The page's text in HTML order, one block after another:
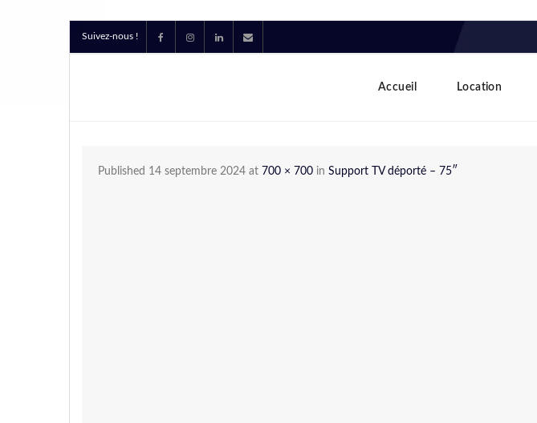
Suivez-nous !
Accueil Location
Published 14 septembre 2024 at 700 × 700 in Support TV déporté – 75″